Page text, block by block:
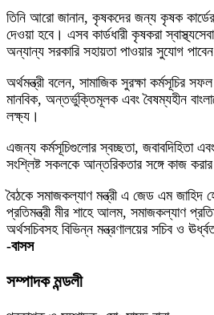
তিনি আরো জানান, কৃষকদের জন্য কৃষক কার্ডের
দেওয়া হবে। এসব কার্ডধারী কৃষকরা
অন্যান্য সরকারি সহায়তা পাওয়ার সুযোগ
অর্থমন্ত্রী বলেন, সামাজিক সুরক্ষা কর্মসূচির
মানবিক, অন্তর্ভুক্তিমূলক এবং বৈষম্যহীন
লক্ষ্য।
এজন্য কর্মসূচিগুলোর স্বচ্ছতা, জবাবদিহিতা এবং
সংশ্লিষ্ট সকলকে আন্তরিকতার সঙ্গে কাজ
বৈঠকে সমাজকল্যাণ মন্ত্রী এ জেড এম জাহিদ
প্রতিমন্ত্রী মীর শাহে আলম, সমাজকল্যাণ
অর্থসচিবসহ বিভিন্ন মন্ত্রণালয়ের সচিব ও
-বাসস
সম্পাদক মন্ডলী